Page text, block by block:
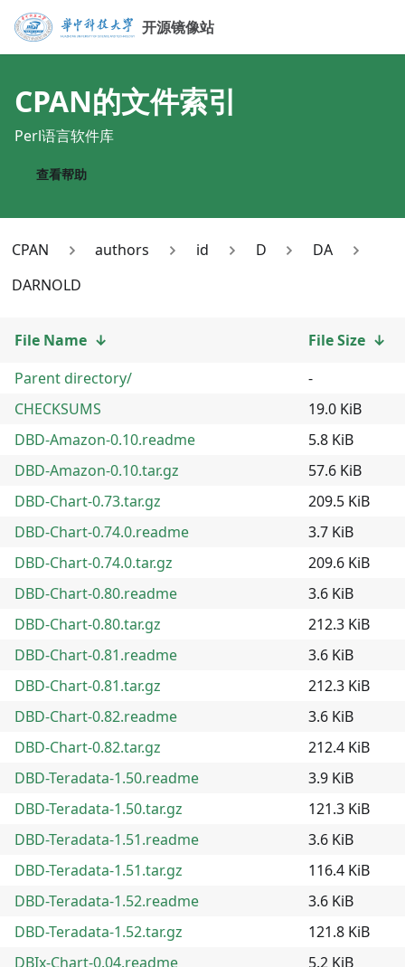
开源镜像站
CPAN的文件索引
Perl语言软件库
查看帮助
CPAN authors id D
DA
DARNOLD
File Name ↓ File Size ↓
Parent directory/
-
CHECKSUMS
19.0 KiB
DBD-Amazon-0.10.readme
5.8 KiB
DBD-Amazon-0.10.tar.gz
57.6 KiB
DBD-Chart-0.73.tar.gz
209.5 KiB
DBD-Chart-0.74.0.readme
3.7 KiB
DBD-Chart-0.74.0.tar.gz
209.6 KiB
DBD-Chart-0.80.readme
3.6 KiB
DBD-Chart-0.80.tar.gz
212.3 KiB
DBD-Chart-0.81.readme
3.6 KiB
DBD-Chart-0.81.tar.gz
212.3 KiB
DBD-Chart-0.82.readme
3.6 KiB
DBD-Chart-0.82.tar.gz
212.4 KiB
DBD-Teradata-1.50.readme
3.9 KiB
DBD-Teradata-1.50.tar.gz
121.3 KiB
DBD-Teradata-1.51.readme
3.6 KiB
DBD-Teradata-1.51.tar.gz
116.4 KiB
DBD-Teradata-1.52.readme
3.6 KiB
DBD-Teradata-1.52.tar.gz
121.8 KiB
DBIx-Chart-0.04.readme
5.2 KiB